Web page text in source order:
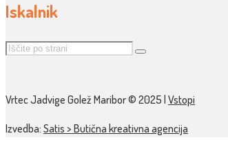
Iskalnik
Vrtec Jadvige Golež Maribor © 2025 | Vstopi
Izvedba: Satis > Butična kreativna agencija